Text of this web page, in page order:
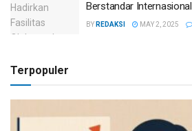
Berstandar Internasional
BY REDAKSI MAY 2, 2025
Terpopuler